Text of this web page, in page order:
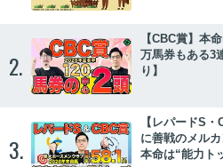
2.
【CBC賞】本
万馬券もある3
り】
3.
【レパードS
に善戦のメル
本命は“能力ト